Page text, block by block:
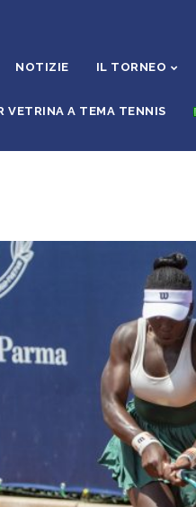
NOTIZIE IL TORNEO
VETRINA A TEMA TENNIS